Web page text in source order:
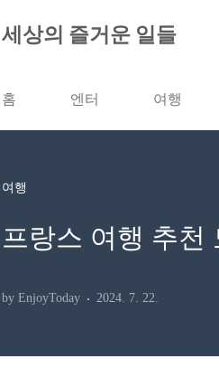
세상의 즐거운 일들
홈 엔터 여행
여행
프랑스 여행 추천
by EnjoyToday 2024. 7. 22.